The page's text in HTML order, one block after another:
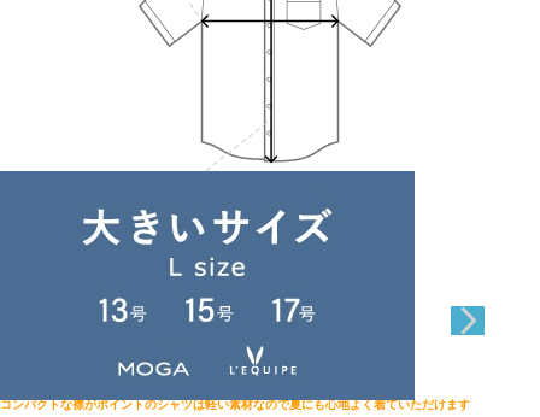
Length 65cm
38
アイテム説明
コンパクトな襟がポイントのシャツは軽い素材なので夏にも心地よく着ていただけます